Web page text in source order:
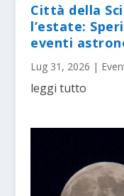
Città della
l’estate:
eventi
Lug 31, 2026 |
leggi tutto